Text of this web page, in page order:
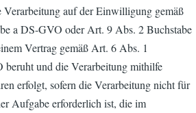
Verarbeitung auf der Einwilligung gemäß
a DS-GVO oder Art. 9 Abs. 2 Buchstabe
Vertrag gemäß Art. 6 Abs. 1
beruht und die Verarbeitung mithilfe
erfolgt, sofern die Verarbeitung nicht für
Aufgabe erforderlich ist, die im